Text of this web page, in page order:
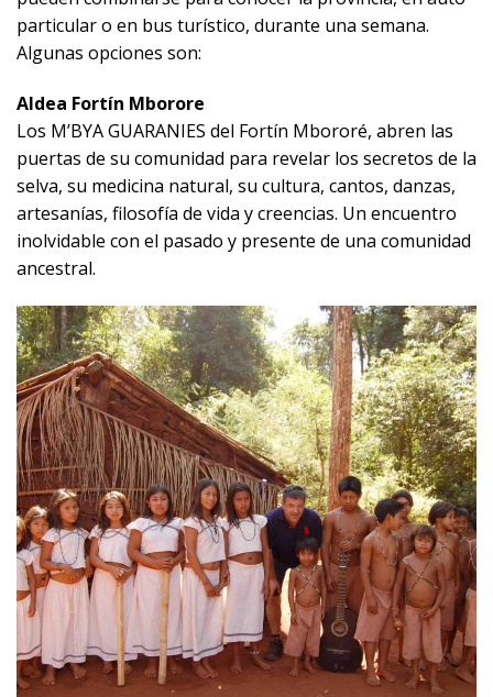
particular o en bus turístico, durante una semana.
Algunas opciones son:
Aldea Fortín Mborore
Los M’BYA GUARANIES del Fortín Mbororé, abren las
puertas de su comunidad para revelar los secretos de la
selva, su medicina natural, su cultura, cantos, danzas,
artesanías, filosofía de vida y creencias. Un encuentro
inolvidable con el pasado y presente de una comunidad
ancestral.